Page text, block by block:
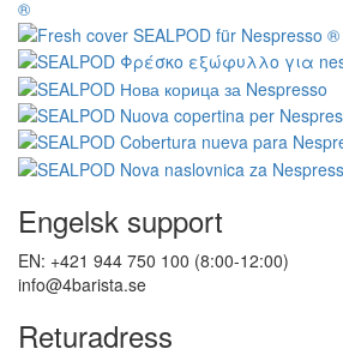
Engelsk support
EN: +421 944 750 100 (8:00-12:00)
info@4barista.se
Returadress